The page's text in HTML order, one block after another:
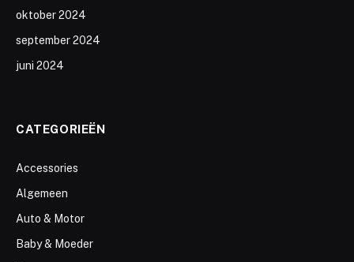
oktober 2024
september 2024
juni 2024
CATEGORIEËN
Accessories
Algemeen
Auto & Motor
Baby & Moeder